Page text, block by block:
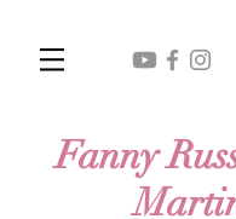
Fanny